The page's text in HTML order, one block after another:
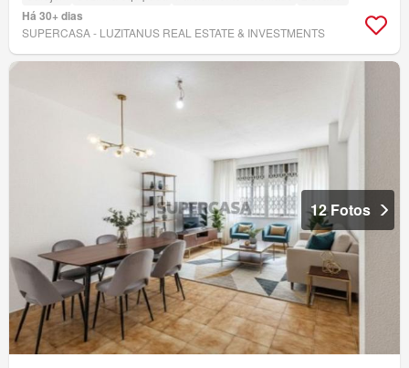
Há 30+ dias
SUPERCASA - LUZITANUS REAL ESTATE & INVESTMENTS
12 Fotos